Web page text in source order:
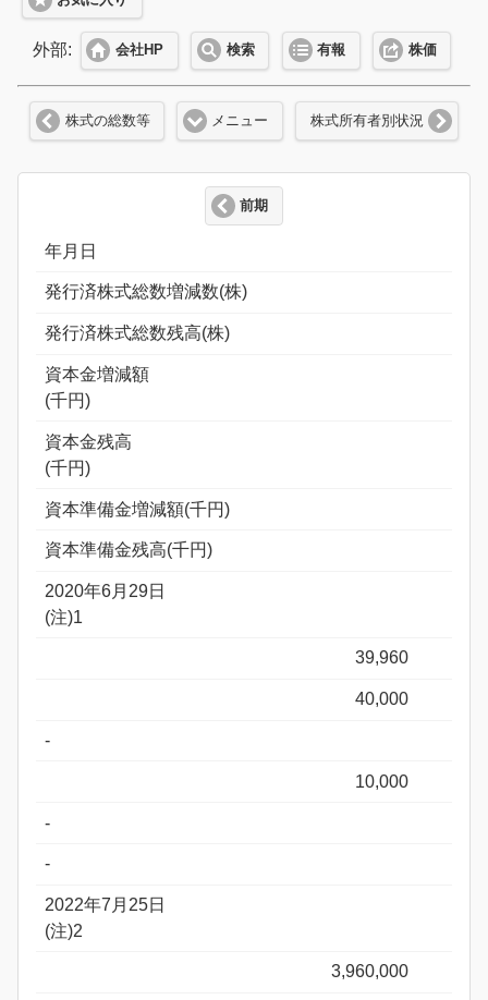
外部: 会社HP 検索 有報 株価
株式の総数等 メニュー 株式所有者別状況
前期
年月日
発行済株式総数増減数(株)
発行済株式総数残高(株)
資本金増減額
(千円)
資本金残高
(千円)
資本準備金増減額(千円)
資本準備金残高(千円)
2020年6月29日
(注)1
39,960
40,000
-
10,000
-
-
2022年7月25日
(注)2
3,960,000